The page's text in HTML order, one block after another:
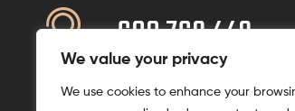
We value your privacy
We use cookies to enhance your
608 769 449